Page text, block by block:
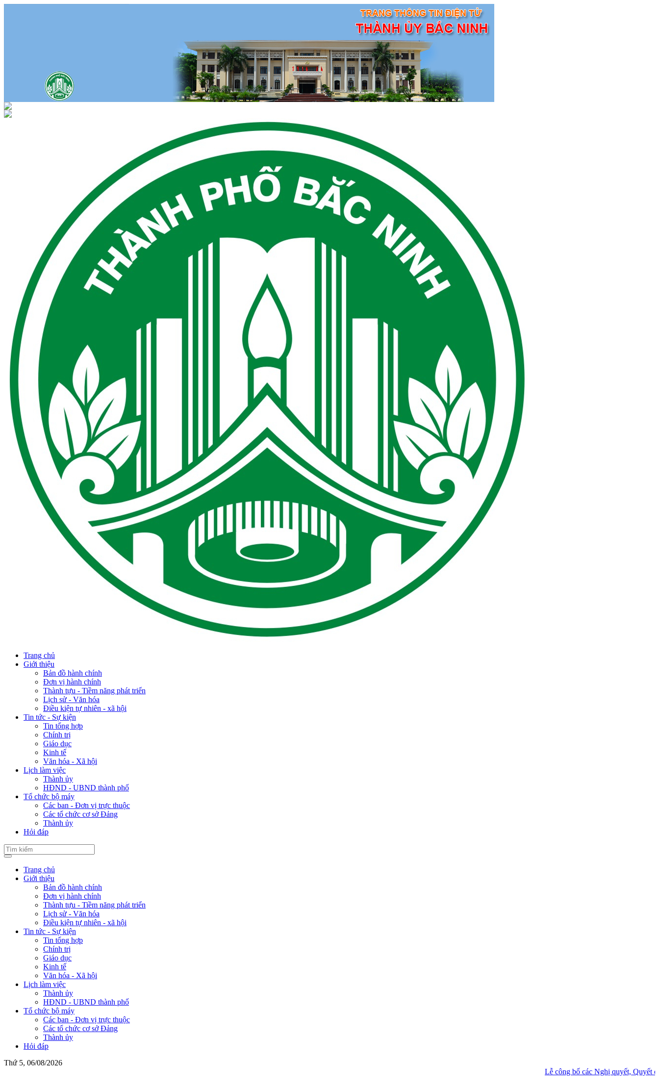
Trang chủ
Giới thiệu
Bản đồ hành chính
Đơn vị hành chính
Thành tựu - Tiềm năng phát triển
Lịch sử - Văn hóa
Điều kiện tự nhiên - xã hội
Tin tức - Sự kiện
Tin tổng hợp
Chính trị
Giáo dục
Kinh tế
Văn hóa - Xã hội
Lịch làm việc
Thành ủy
HĐND - UBND thành phố
Tổ chức bộ máy
Các ban - Đơn vị trực thuộc
Các tổ chức cơ sở Đảng
Thành ủy
Hỏi đáp
Trang chủ
Giới thiệu
Bản đồ hành chính
Đơn vị hành chính
Thành tựu - Tiềm năng phát triển
Lịch sử - Văn hóa
Điều kiện tự nhiên - xã hội
Tin tức - Sự kiện
Tin tổng hợp
Chính trị
Giáo dục
Kinh tế
Văn hóa - Xã hội
Lịch làm việc
Thành ủy
HĐND - UBND thành phố
Tổ chức bộ máy
Các ban - Đơn vị trực thuộc
Các tổ chức cơ sở Đảng
Thành ủy
Hỏi đáp
Thứ 5, 06/08/2026
Lễ công bố các Nghị quyết, Quyết định